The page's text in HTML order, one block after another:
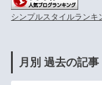
シンプルスタイルランキ
月別 過去の記事